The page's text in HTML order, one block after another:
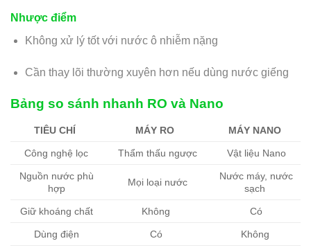
Nhược điểm
Không xử lý tốt với nước ô nhiễm nặng
Cần thay lõi thường xuyên hơn nếu dùng nước giếng
Bảng so sánh nhanh RO và Nano
TIÊU CHÍ MÁY RO MÁY NANO
Công nghệ lọc Thẩm thấu ngược Vật liệu Nano
Nguồn nước phù
hợp
Mọi loại nước
Nước máy, nước
sạch
Giữ khoáng chất Không Có
Dùng điện Có Không